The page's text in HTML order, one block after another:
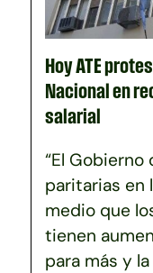
Hoy ATE
Nacional en
salarial
“El
paritarias en
medio que
tienen
para más y